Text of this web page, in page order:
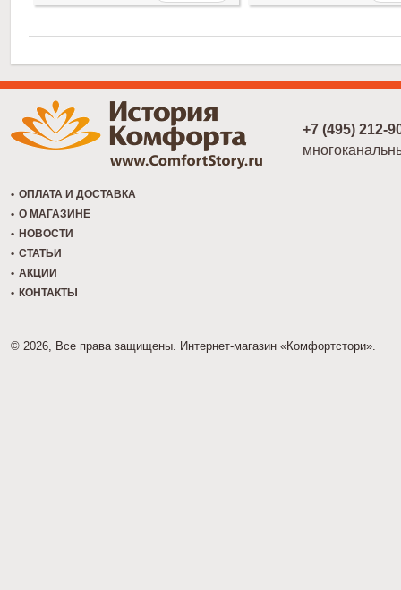
+7 (495) 212-
ОПЛАТА И ДОСТАВКА
О МАГАЗИНЕ
НОВОСТИ
СТАТЬИ
АКЦИИ
КОНТАКТЫ
© 2026, Все права защищены. Интернет-магазин «Комфортстори».